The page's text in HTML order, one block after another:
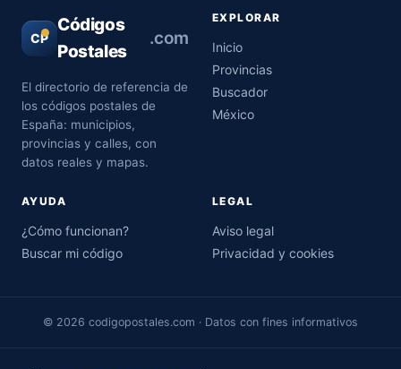
CP
Códigos
Postales
.com
El directorio de referencia de
los códigos postales de
España: municipios,
provincias y calles, con
datos reales y mapas.
EXPLORAR
Inicio
Provincias
Buscador
México
AYUDA
¿Cómo funcionan?
Buscar mi código
LEGAL
Aviso legal
Privacidad y cookies
© 2026 codigopostales.com · Datos con fines informativos